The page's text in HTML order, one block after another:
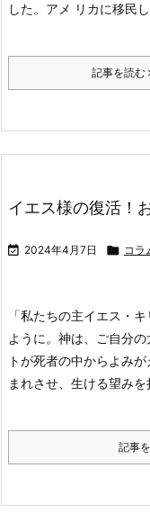
した。アメ リカに移民
記事を読む
イエス様の復活！
 2024年4月7日  コラ
「私たちの主イエス・
ように。神は、ご自分
トが死者の中からよみ
まれさせ、生ける望み
記事